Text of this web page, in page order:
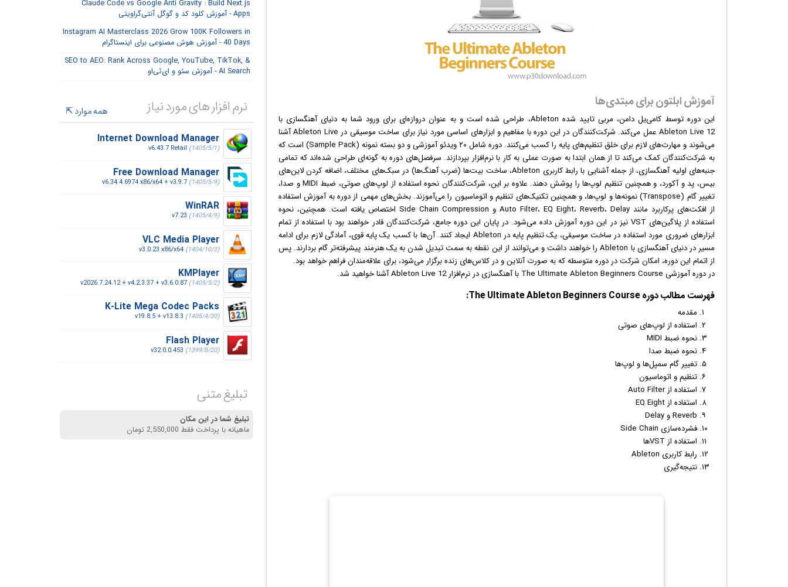
آموزش ابلتون برای مبتدی‌ها
این دوره توسط کامی‌یل دامن، مربی تایید شده Ableton، طراحی شده است و به عنوان دروازه‌ای برای ورود شما به دنیای آهنگسازی با
Ableton Live 12 عمل می‌کند. شرکت‌کنندگان در این دوره با مفاهیم و ابزارهای اساسی مورد نیاز برای ساخت موسیقی در Ableton Live آشنا
می‌شوند و مهارت‌های لازم برای خلق تنظیم‌های پایه را کسب می‌کنند. دوره شامل ۲۰ ویدئو آموزشی و دو بسته نمونه (Sample Pack) است که
به شرکت‌کنندگان کمک می‌کند تا از همان ابتدا به صورت عملی به کار با نرم‌افزار بپردازند. سرفصل‌های دوره به گونه‌ای طراحی شده‌اند که تمامی
جنبه‌های اولیه آهنگسازی، از جمله آشنایی با رابط کاربری Ableton، ساخت بیت‌ها (ضرب آهنگ‌ها) در سبک‌های مختلف، اضافه کردن لاین‌های
بیس، پد و آکورد، و همچنین تنظیم لوپ‌ها را پوشش دهند. علاوه بر این، شرکت‌کنندگان نحوه استفاده از لوپ‌های صوتی، ضبط MIDI و صدا،
تغییر گام (Transpose) نمونه‌ها و لوپ‌ها، و همچنین تکنیک‌های تنظیم و اتوماسیون را می‌آموزند. بخش‌های مهمی از دوره به آموزش استفاده
از افکت‌های پرکاربرد مانند Auto Filter، EQ Eight، Reverb، Delay و Side Chain Compression اختصاص یافته است. همچنین، نحوه
استفاده از پلاگین‌های VST نیز در این دوره آموزش داده می‌شود. در پایان این دوره جامع، شرکت‌کنندگان قادر خواهند بود با استفاده از تمام
ابزارهای ضروری مورد استفاده در ساخت موسیقی، یک تنظیم پایه در Ableton ایجاد کنند. آن‌ها با کسب یک پایه قوی، آمادگی لازم برای ادامه
مسیر در دنیای آهنگسازی با Ableton را خواهند داشت و می‌توانند از این نقطه به سمت تبدیل شدن به یک هنرمند پیشرفته‌تر گام بردارند. پس
از اتمام این دوره، امکان شرکت در دوره متوسطه که به صورت آنلاین و در کلاس‌های زنده برگزار می‌شود، برای علاقه‌مندان فراهم خواهد بود.
در دوره آموزشی The Ultimate Ableton Beginners Course با آهنگسازی در نرم‌افزار Ableton Live 12 آشنا خواهید شد.
فهرست مطالب دوره The Ultimate Ableton Beginners Course:
مقدمه
استفاده از لوپ‌های صوتی
نحوه ضبط MIDI
نحوه ضبط صدا
تغییر گام سمپل‌ها و لوپ‌ها
تنظیم و اتوماسیون
استفاده از Auto Filter
استفاده از EQ Eight
Reverb و Delay
فشرده‌سازی Side Chain
استفاده از VST‌ها
رابط کاربری Ableton
نتیجه‌گیری
Claude Code vs Google Anti Gravity : Build Next.js
Apps - آموزش کلود کد و گوگل آنتی‌گراویتی
Instagram AI Masterclass 2026 Grow 100K Followers in
40 Days - آموزش هوش مصنوعی برای اینستاگرام
SEO to AEO: Rank Across Google, YouTube, TikTok, &
AI Search - آموزش سئو و ای‌ئی‌او
نرم افزار های مورد نیاز
همه موارد
Internet Download Manager
v6.43.7 Retail (1405/5/1)
Free Download Manager
v6.34.4.6974 x86/x64 + v3.9.7 (1405/5/9)
WinRAR
v7.23 (1405/4/9)
VLC Media Player
v3.0.23 x86/x64 (1404/10/3)
KMPlayer
v2026.7.24.12 + v4.2.3.37 + v3.6.0.87 (1405/5/2)
K-Lite Mega Codec Packs
v19.8.5 + v13.8.3 (1405/4/30)
Flash Player
v32.0.0.453 (1399/8/20)
تبلیغ متنی
تبلیغ شما در این مکان
ماهیانه با پرداخت فقط 2,550,000 تومان